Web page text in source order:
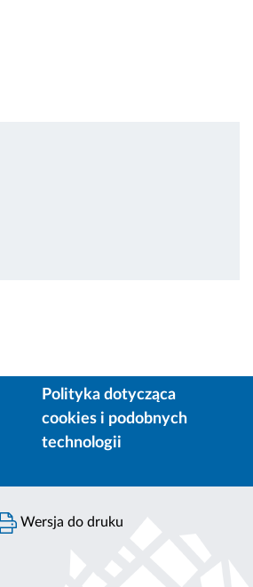
Polityka dotycząca
cookies i podobnych
technologii
Wersja do druku